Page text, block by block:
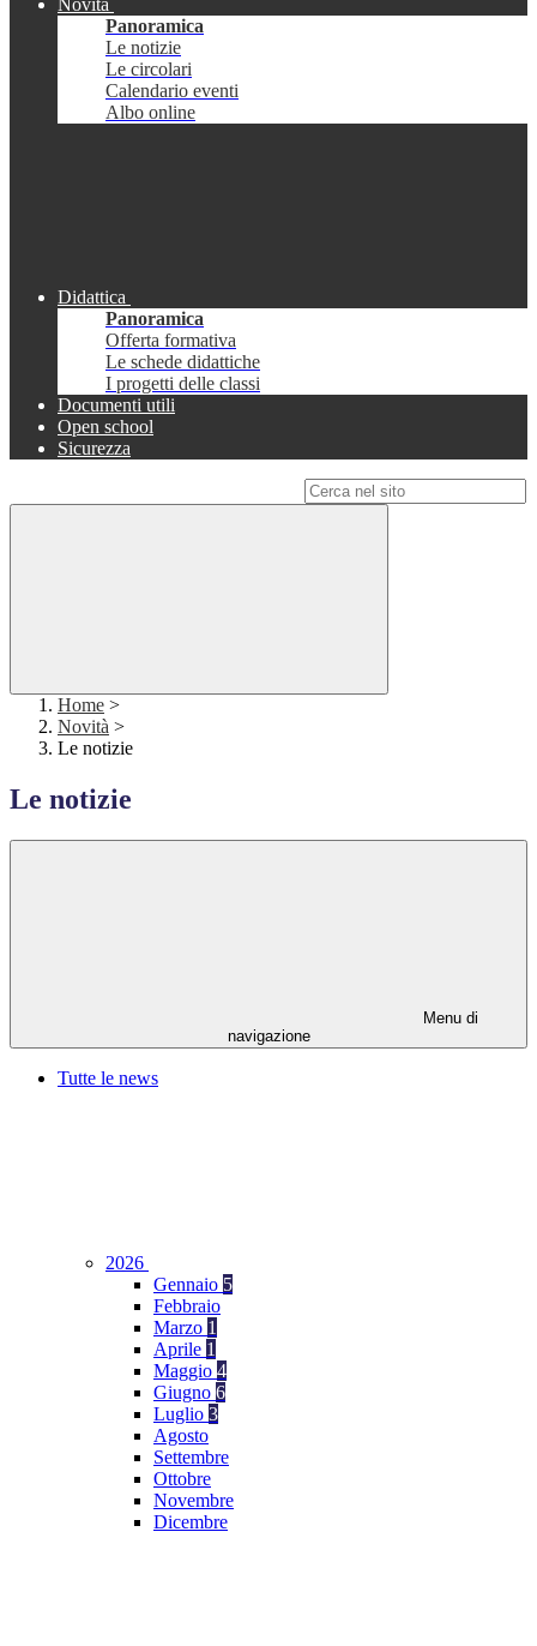
Novità
Panoramica
Le notizie
Le circolari
Calendario eventi
Albo online
Didattica
Panoramica
Offerta formativa
Le schede didattiche
I progetti delle classi
Documenti utili
Open school
Sicurezza
Home >
Novità >
Le notizie
Le notizie
Menu di
navigazione
Tutte le news
2026
Gennaio 5
Febbraio
Marzo 1
Aprile 1
Maggio 4
Giugno 6
Luglio 3
Agosto
Settembre
Ottobre
Novembre
Dicembre